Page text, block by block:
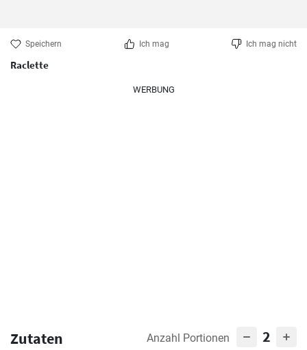
Speichern Ich mag Ich mag nicht
Raclette
WERBUNG
Zutaten Anzahl Portionen 2